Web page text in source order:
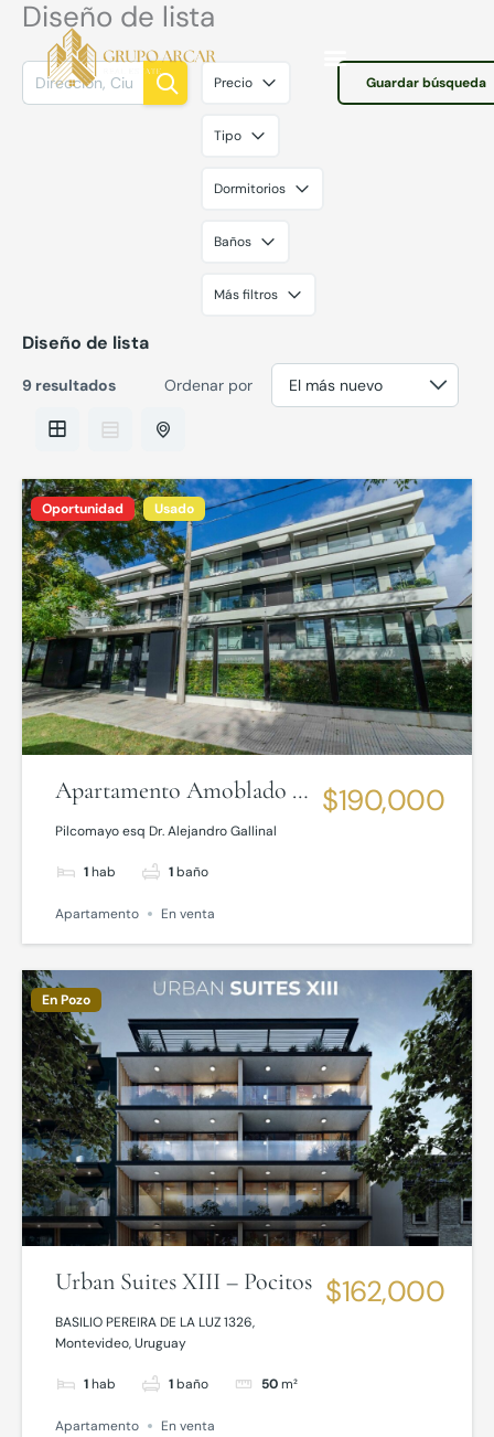
contenido
Diseño de lista
Guardar búsqueda
Precio
Tipo
Dormitorios
Baños
Más filtros
Diseño de lista
9 resultados Ordenar por
Oportunidad Usado
Apartamento Amoblado a
Pasos de la Rambla de
Malvín
Pilcomayo esq Dr. Alejandro Gallinal
1hab 1baño
$190,000
Apartamento En venta
En Pozo
Urban Suites XIII – Pocitos
BASILIO PEREIRA DE LA LUZ 1326,
Montevideo, Uruguay
1hab 1baño 50m²
$162,000
Apartamento En venta